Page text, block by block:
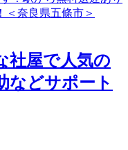
社屋で人気の
などサポート